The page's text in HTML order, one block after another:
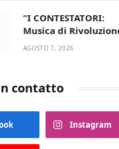
“I CONTESTATORI:
Musica di
AGOSTO 7, 2026
contatto
Instagram